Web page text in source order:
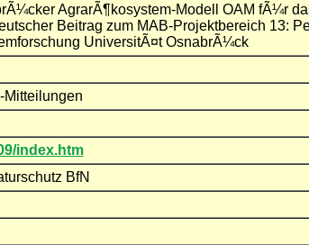
AgrarÃ¶kosystem-Modell OAM fÃ¼r
Beitrag zum MAB-Projektbereich 13:
UniversitÃ¤t OsnabrÃ¼ck
Mitteilungen
index.htm
BfN